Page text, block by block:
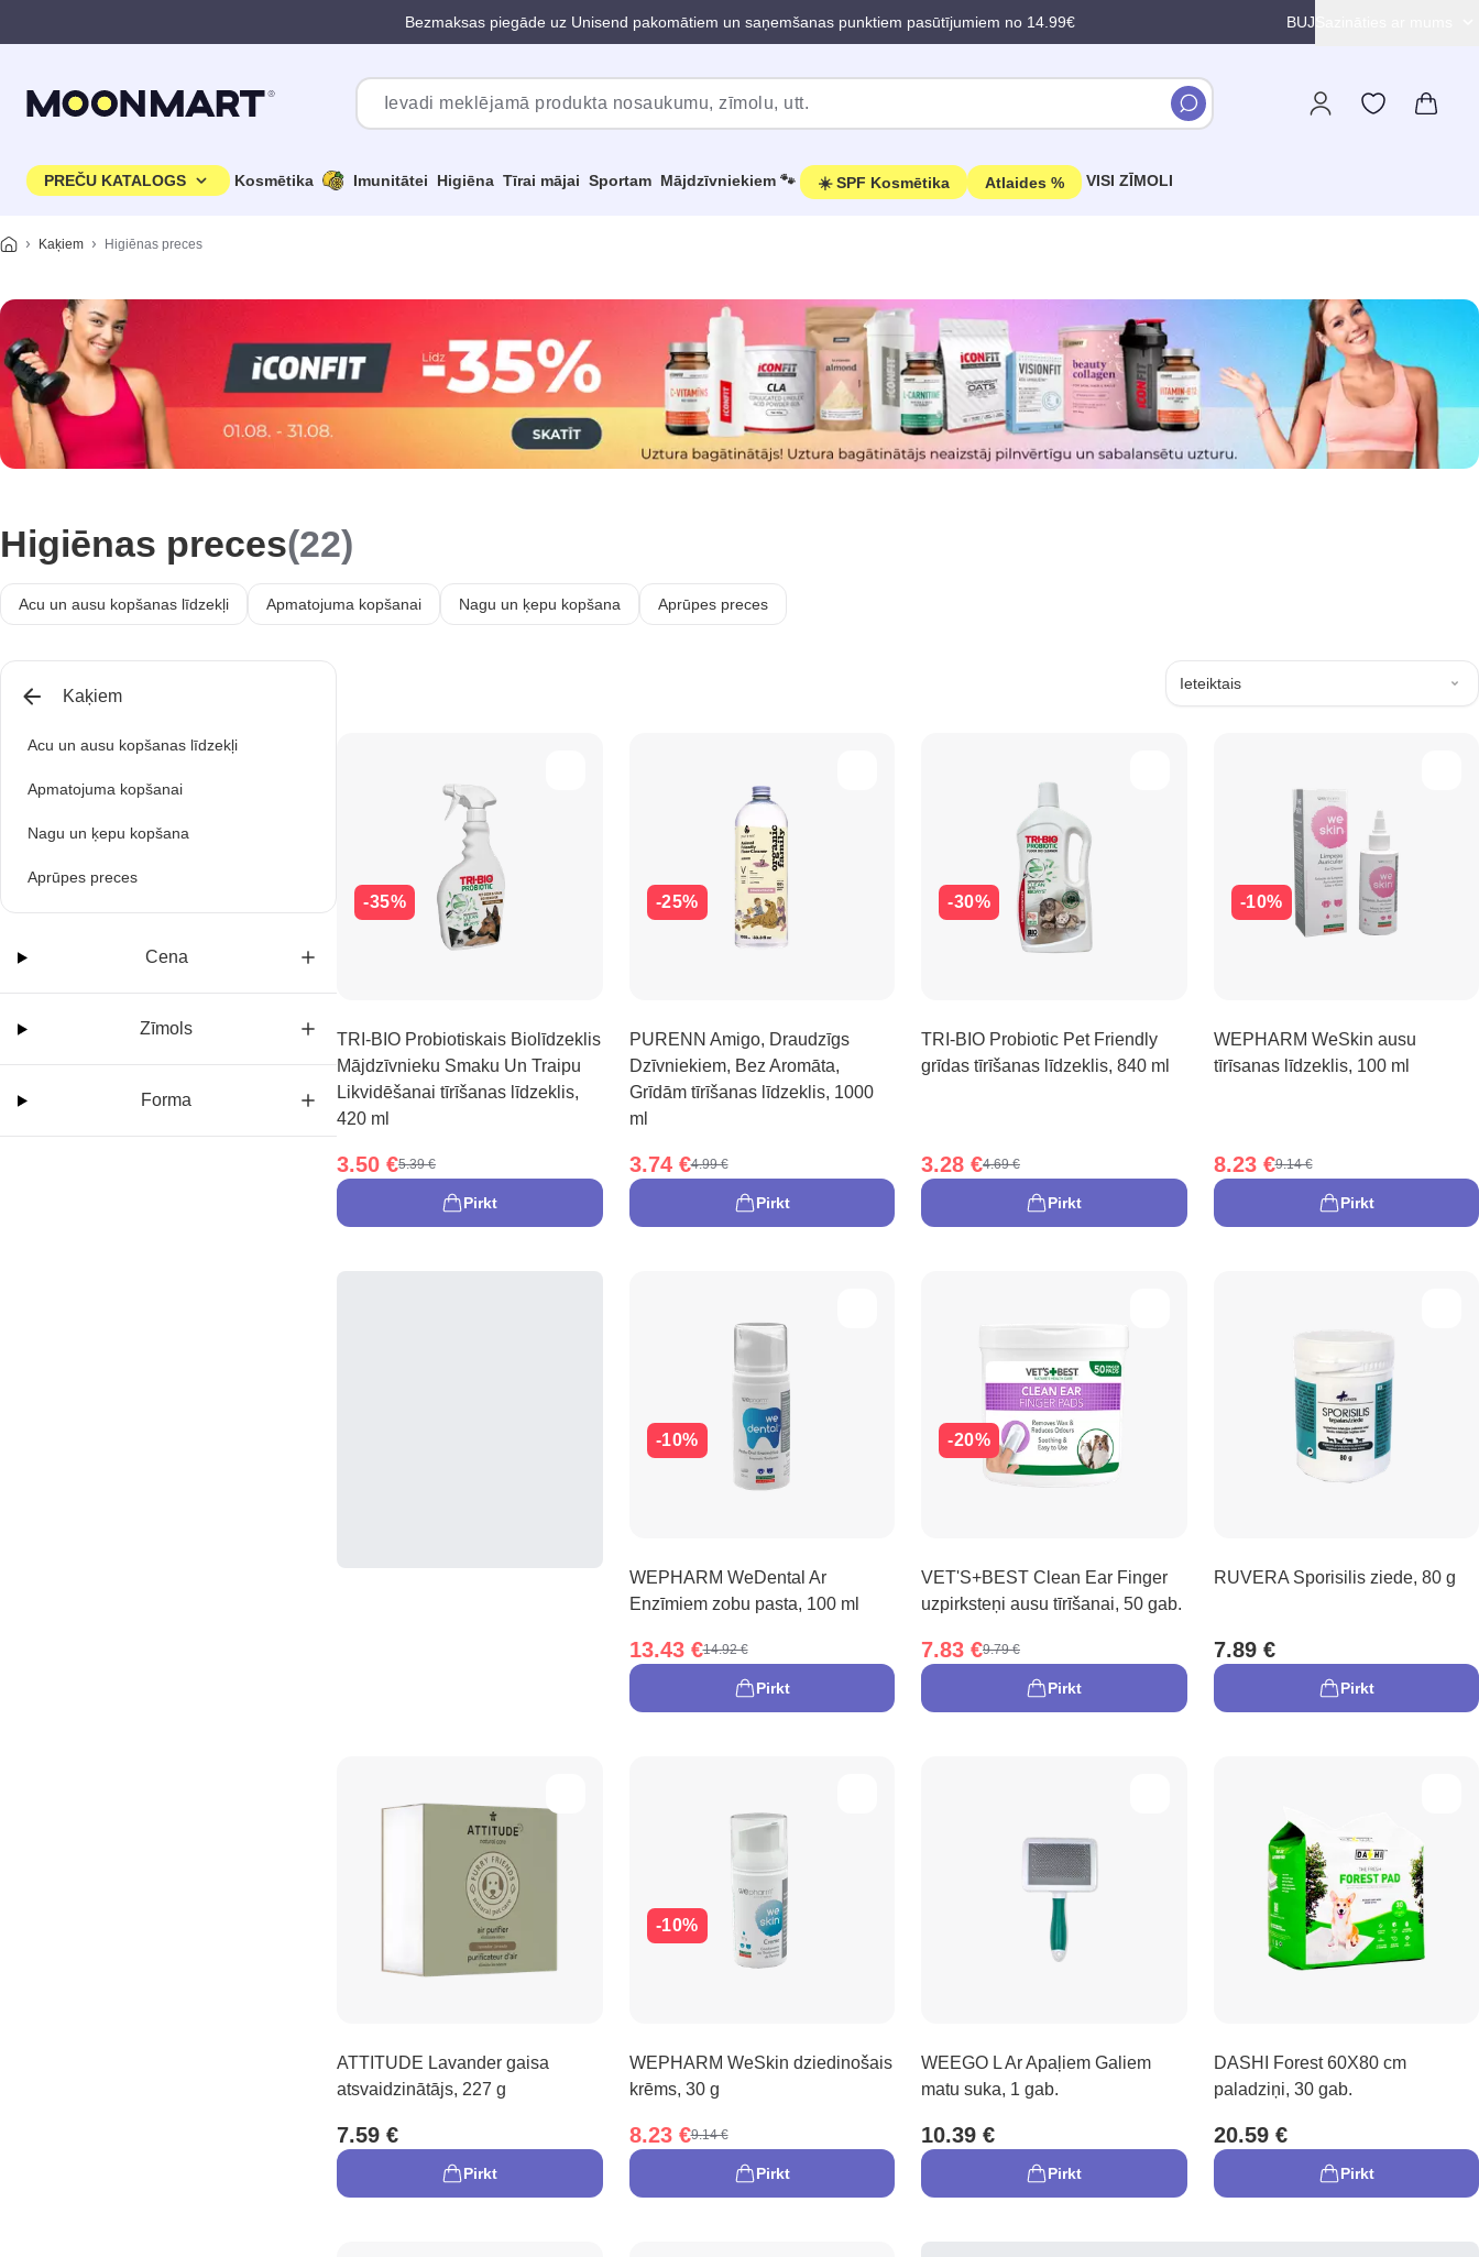
Bezmaksas piegāde uz Unisend pakomātiem un saņemšanas punktiem pasūtījumiem no 14.99€ BUJ
PREČU KATALOGS Kosmētika Imunitātei Higiēna Tīrai mājai Sportam Mājdzīvniekiem 🐾 ☀️ SPF Kosmētika Atlaides % VISI ZĪMOLI
Kaķiem Higiēnas preces
Higiēnas preces(22)
Acu un ausu kopšanas līdzekļi Apmatojuma kopšanai Nagu un ķepu kopšana Aprūpes preces
Kaķiem
Acu un ausu kopšanas līdzekļi
Apmatojuma kopšanai
Nagu un ķepu kopšana
Aprūpes preces
Cena
Zīmols
Forma
Ieteiktais
-35%
TRI-BIO Probiotiskais Biolīdzeklis
Mājdzīvnieku Smaku Un Traipu
Likvidēšanai tīrīšanas līdzeklis,
420 ml
3.50 €5.39 €
Pirkt
-25%
PURENN Amigo, Draudzīgs
Dzīvniekiem, Bez Aromāta,
Grīdām tīrīšanas līdzeklis, 1000
ml
3.74 €4.99 €
Pirkt
-30%
TRI-BIO Probiotic Pet Friendly
grīdas tīrīšanas līdzeklis, 840 ml
3.28 €4.69 €
Pirkt
-10%
WEPHARM WeSkin ausu
tīrīsanas līdzeklis, 100 ml
8.23 €9.14 €
Pirkt
-10%
WEPHARM WeDental Ar
Enzīmiem zobu pasta, 100 ml
13.43 €14.92 €
Pirkt
-20%
VET'S+BEST Clean Ear Finger
uzpirksteņi ausu tīrīšanai, 50 gab.
7.83 €9.79 €
Pirkt
RUVERA Sporisilis ziede, 80 g
7.89 €
Pirkt
ATTITUDE Lavander gaisa
atsvaidzinātājs, 227 g
7.59 €
Pirkt
-10%
WEPHARM WeSkin dziedinošais
krēms, 30 g
8.23 €9.14 €
Pirkt
WEEGO L Ar Apaļiem Galiem
matu suka, 1 gab.
10.39 €
Pirkt
DASHI Forest 60X80 cm
paladziņi, 30 gab.
20.59 €
Pirkt